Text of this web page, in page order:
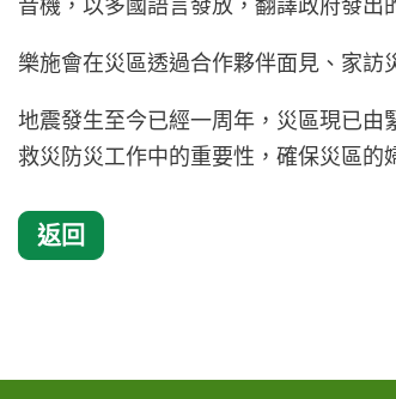
音機，以多國語言發放，翻譯政府發出
樂施會在災區透過合作夥伴面見、家訪
地震發生至今已經一周年，災區現已
救災防災工作中的重要性，確保災區的
返回